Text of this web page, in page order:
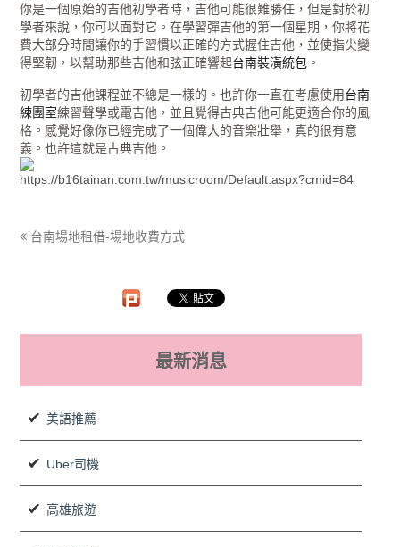
你是一個原始的吉他初學者時，吉他可能很難勝任，但是對於初
學者來說，你可以面對它。在學習彈吉他的第一個星期，你將花
費大部分時間讓你的手習慣以正確的方式握住吉他，並使指尖變
得堅韌，以幫助那些吉他和弦正確響起台南裝潢統包 。
初學者的吉他課程並不總是一樣的。也許你一直在考慮使用台南
練團室練習聲學或電吉他，並且覺得古典吉他可能更適合你的風
格。感覺好像你已經完成了一個偉大的音樂壯舉，真的很有意
義。也許這就是古典吉他。
https://b16tainan.com.tw/musicroom/Default.aspx?cmid=84
台南場地租借-場地收費方式
最新消息
美語推薦
Uber司機
高雄旅遊